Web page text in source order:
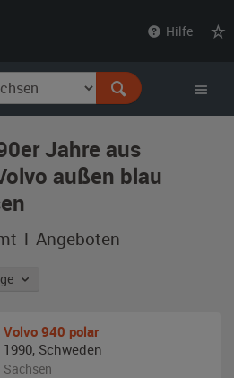
Hilfe
Jahre aus
außen blau
1 Angeboten
Volvo 940 polar
1990, Schweden
Sachsen